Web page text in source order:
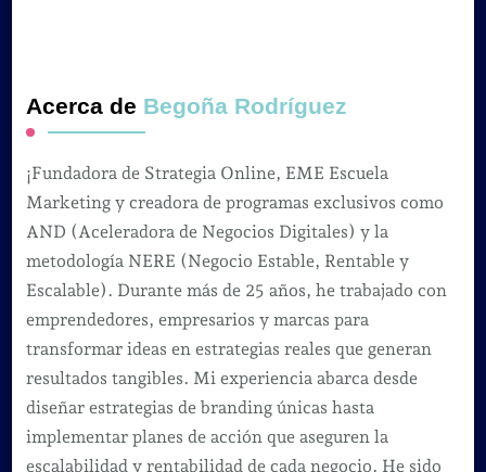
Acerca de Begoña Rodríguez
¡Fundadora de Strategia Online, EME Escuela
Marketing y creadora de programas exclusivos como
AND (Aceleradora de Negocios Digitales) y la
metodología NERE (Negocio Estable, Rentable y
Escalable). Durante más de 25 años, he trabajado con
emprendedores, empresarios y marcas para
transformar ideas en estrategias reales que generan
resultados tangibles. Mi experiencia abarca desde
diseñar estrategias de branding únicas hasta
implementar planes de acción que aseguren la
escalabilidad y rentabilidad de cada negocio. He sido